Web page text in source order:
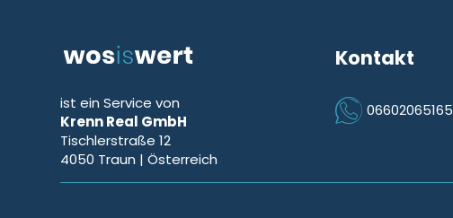
ist ein Service von
Krenn Real GmbH
Tischlerstraße 12
4050 Traun | Österreich
Kontakt
Icon Phone
06602065165